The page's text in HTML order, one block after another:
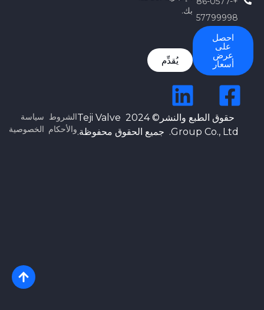
57799998
احصل
على
عرض
أسعار
بك.
يُقدِّم
حقوق الطبع والنشر© 2024 Teji Valve
Group Co., Ltd. جميع الحقوق محفوظة.
الشروط
والأحكام
سياسة
الخصوصية